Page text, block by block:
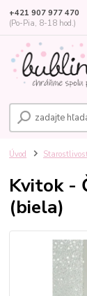
+421 907 977 470
(Po-Pia, 8-18 hod.)
Úvod
Kvitok -
(biela)